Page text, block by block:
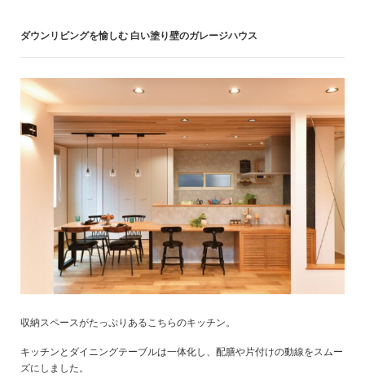
ダウンリビングを愉しむ 白い塗り壁のガレージハウス
収納スペースがたっぷりあるこちらのキッチン。
キッチンとダイニングテーブルは一体化し、配膳や片付けの動線をスムー
ズにしました。